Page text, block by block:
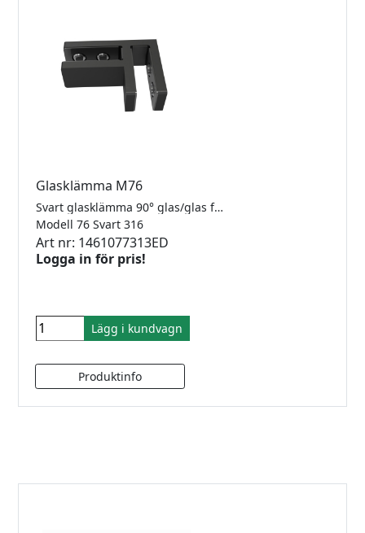
Glasklämma M76
Svart glasklämma 90° glas/glas för 8-12.76mm glas. Rostfritt 316.
Modell 76 Svart 316
Art nr: 1461077313ED
Logga in för pris!
Lägg i kundvagn